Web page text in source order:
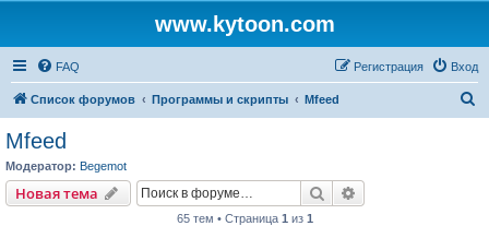
www.kytoon.com
FAQ Вход
Регистрация
Список форумов Программы и скрипты Mfeed
Mfeed
Модератор: Begemot
Новая тема Поиск
65 тем • Страница 1 из 1